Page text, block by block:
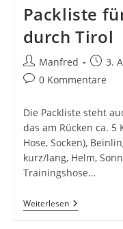
Packliste
durch Tirol
Beitrags-
Autor:
Manfred
Beitrag
3.
Beitrags-
0 Kommentare
Die Packliste steht
das am Rücken ca. 5
Hose, Socken),
kurz/lang, Helm,
Trainingshose…
WeiterlesenPackliste
Für